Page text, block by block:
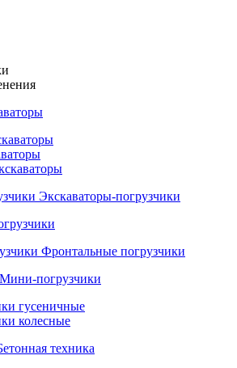
Экскаваторы-погрузчики
Фронтальные погрузчики
Мини-погрузчики
гусеничные
колесные
техника